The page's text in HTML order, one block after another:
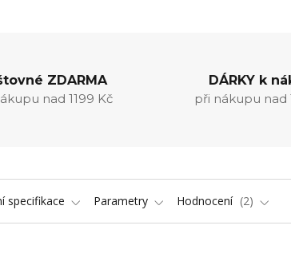
ZDARMA
nad 1199 Kč
DÁRKY k
při nákupu nad
specifikace Parametry Hodnocení 2